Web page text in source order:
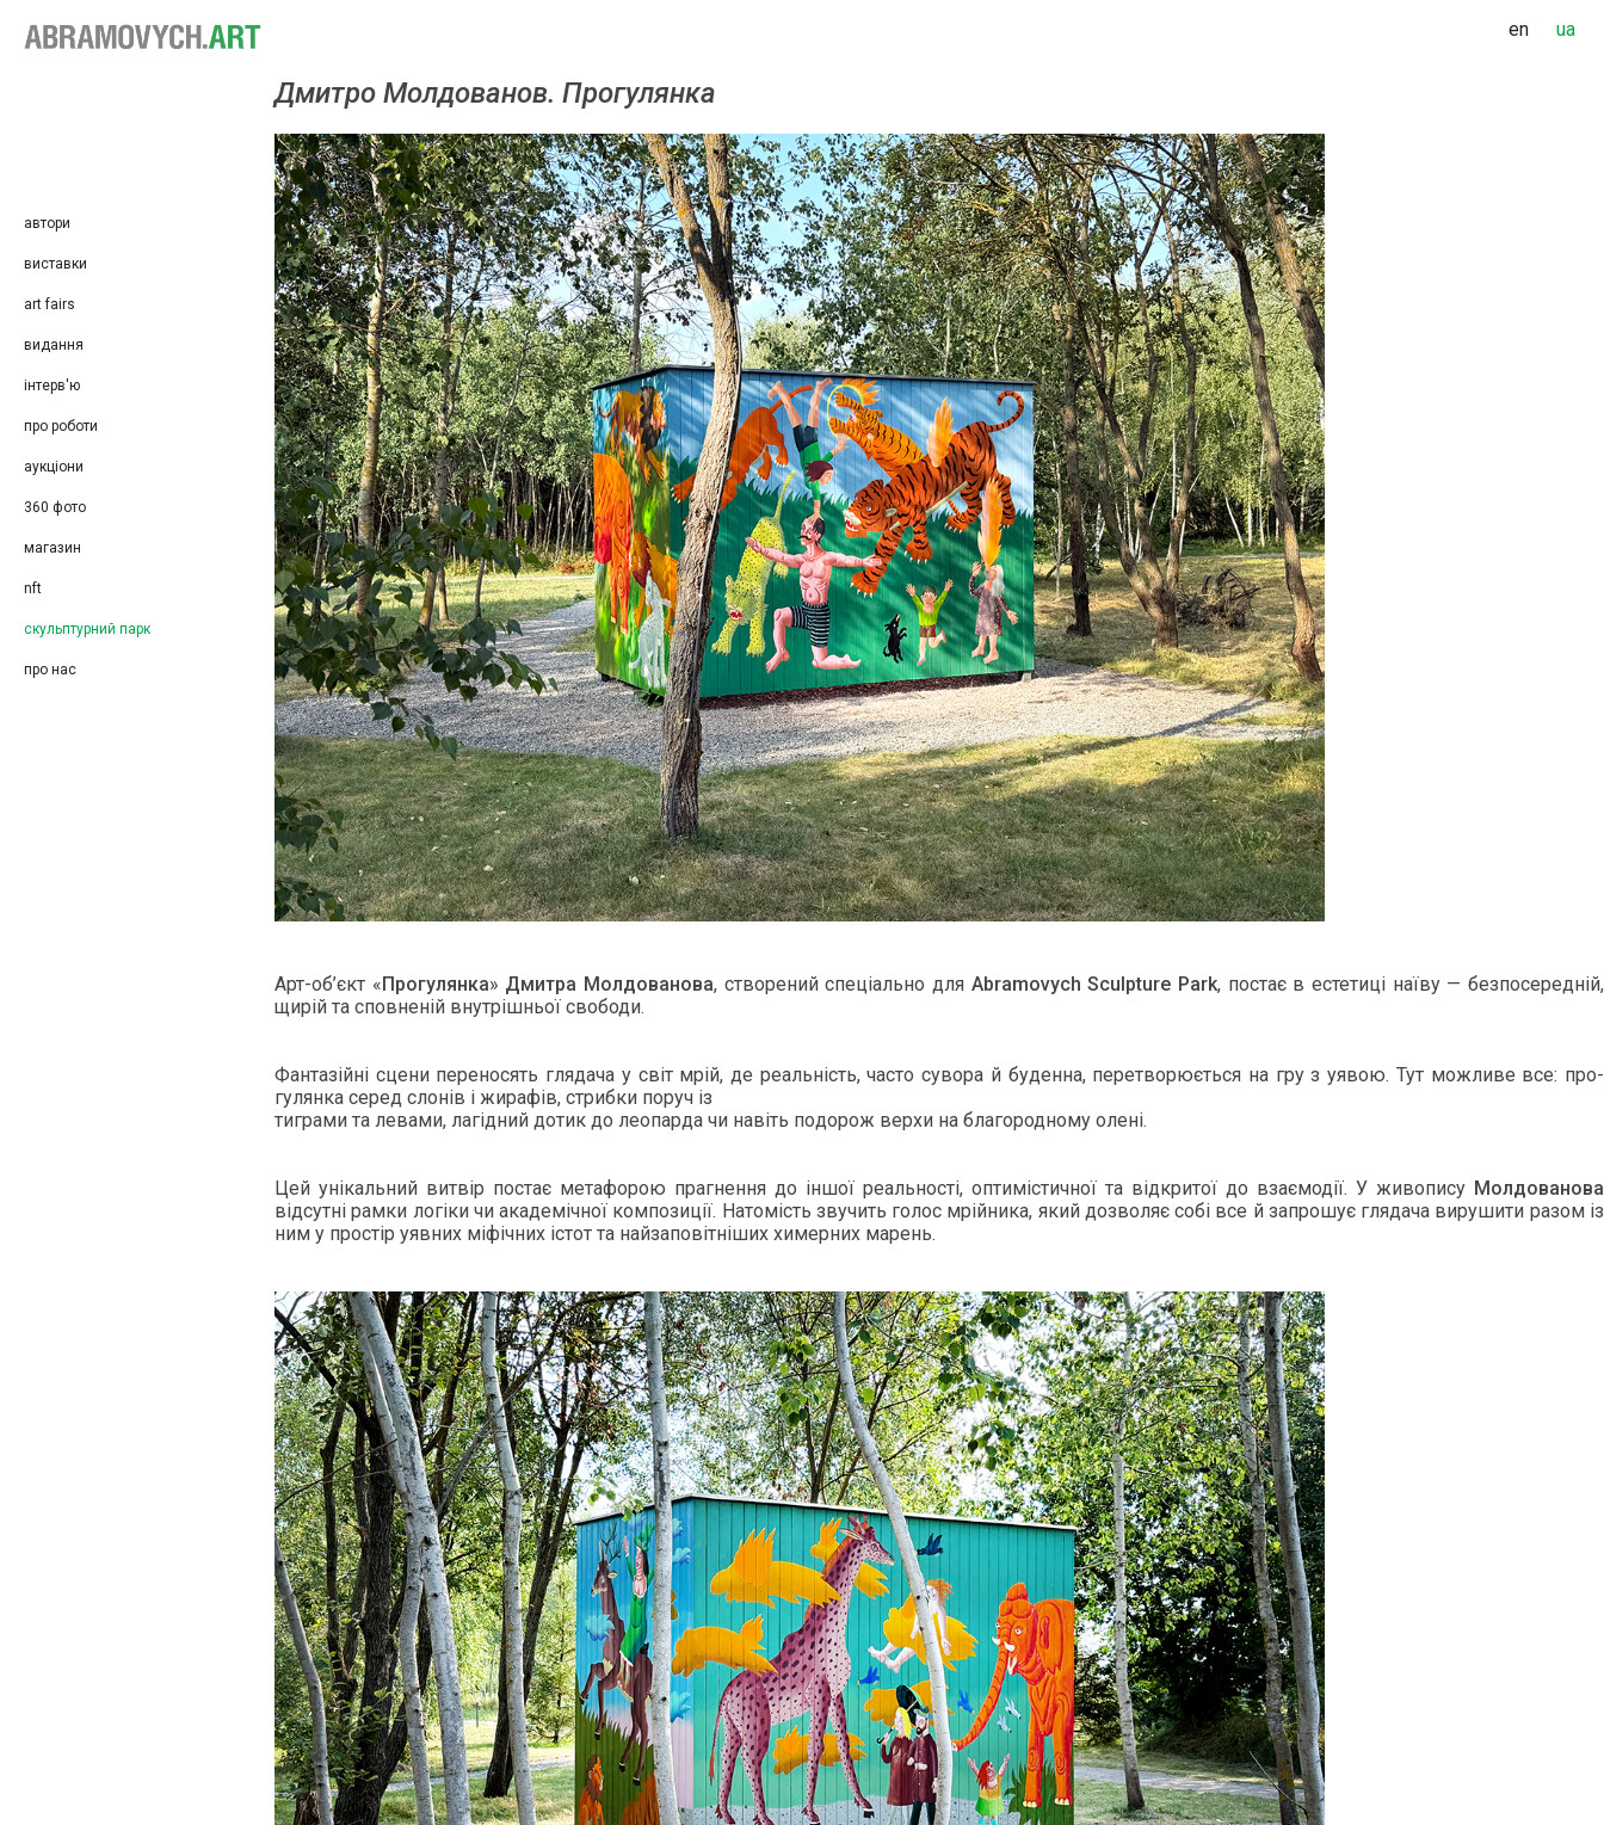
автори
виставки
art fairs
видання
інтерв'ю
про роботи
аукціони
360 фото
магазин
nft
скульптурний парк
про нас
en ua
Дмит­ро Мол­до­ванов. Про­гулян­ка
Арт-об’єкт «Про­гулян­ка» Дмит­ра Мол­до­вано­ва, ство­рений спеціаль­но для Abramovych Sculpture Park, пос­тає в ес­те­тиці наїву — без­по­середній,
щирій та спов­неній внутрішньої сво­боди.
Фан­тазійні сце­ни пе­рено­сять гля­дача у світ мрій, де ре­альність, час­то су­вора й бу­ден­на, пе­рет­во­рюєть­ся на гру з у­явою. Тут мож­ли­ве все: про­
гулян­ка се­ред слонів і жи­рафів, стриб­ки по­руч із
тиг­ра­ми та ле­вами, лагідний до­тик до ле­опар­да чи навіть по­дорож вер­хи на бла­город­но­му олені.
Цей унікаль­ний витвір пос­тає ме­тафо­рою праг­нення до іншої ре­аль­ності, оп­тимістич­ної та відкри­тої до взаємодії. У жи­вопи­су Мол­до­вано­ва
відсутні рам­ки логіки чи ака­демічної ком­по­зиції. На­томість зву­чить го­лос мрій­ни­ка, який доз­во­ляє собі все й зап­ро­шує гля­дача ви­руши­ти ра­зом із
ним у простір у­яв­них міфічних істот та най­за­повітніших хи­мер­них ма­рень.